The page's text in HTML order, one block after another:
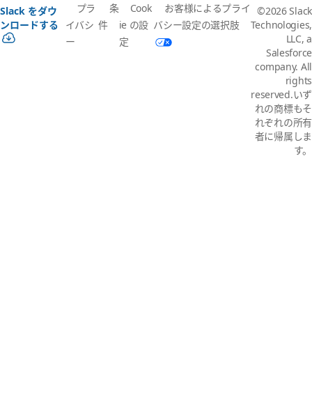
Slack をダウ
ンロードする
プラ
イバシ
ー
条
件
Cook
ie の設
定
お客様によるプライ
バシー設定の選択肢
©2026 Slack
Technologies,
LLC, a
Salesforce
company. All
rights
reserved.いず
れの商標もそ
れぞれの所有
者に帰属しま
す。